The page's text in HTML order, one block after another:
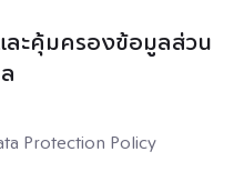
ละคุ้มครองข้อมูลส่วน
Protection Policy